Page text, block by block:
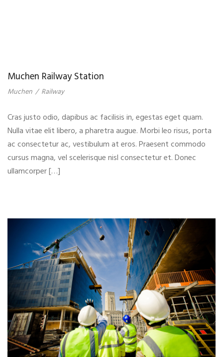
Muchen Railway Station
Muchen / Railway
Cras justo odio, dapibus ac facilisis in, egestas eget quam.
Nulla vitae elit libero, a pharetra augue. Morbi leo risus, porta
ac consectetur ac, vestibulum at eros. Praesent commodo
cursus magna, vel scelerisque nisl consectetur et. Donec
ullamcorper […]